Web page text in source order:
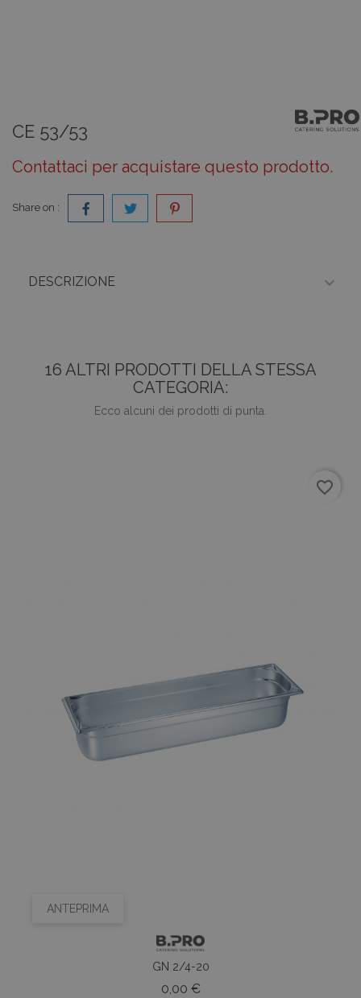
CE 53/53
Contattaci per acquistare questo prodotto.
Share on :
DESCRIZIONE 
16 ALTRI PRODOTTI DELLA STESSA
CATEGORIA:
Ecco alcuni dei prodotti di punta.
ANTEPRIMA
GN 2/4-20
0,00 €Prezzo
favorite_border